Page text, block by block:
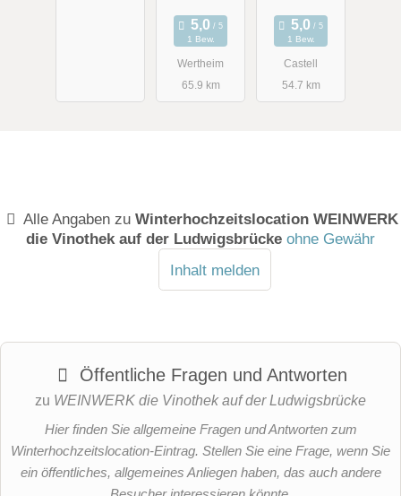
1 Bew.
Wertheim
65.9 km
1 Bew.
Castell
54.7 km
Alle Angaben zu Winterhochzeitslocation WEINWERK
die Vinothek auf der Ludwigsbrücke ohne Gewähr
Inhalt melden
Öffentliche Fragen und Antworten
zu WEINWERK die Vinothek auf der Ludwigsbrücke
Hier finden Sie allgemeine Fragen und Antworten zum
Winterhochzeitslocation-Eintrag. Stellen Sie eine Frage, wenn Sie
ein öffentliches, allgemeines Anliegen haben, das auch andere